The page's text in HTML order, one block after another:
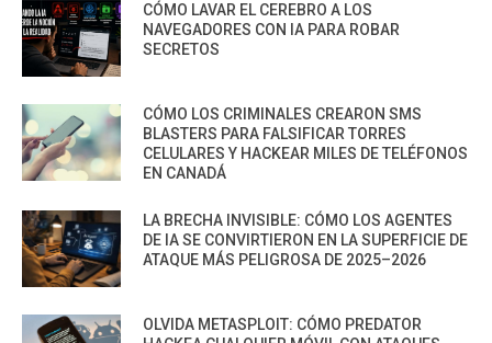
CÓMO LAVAR EL CEREBRO A LOS
NAVEGADORES CON IA PARA ROBAR
SECRETOS
CÓMO LOS CRIMINALES CREARON SMS
BLASTERS PARA FALSIFICAR TORRES
CELULARES Y HACKEAR MILES DE TELÉFONOS
EN CANADÁ
LA BRECHA INVISIBLE: CÓMO LOS AGENTES
DE IA SE CONVIRTIERON EN LA SUPERFICIE DE
ATAQUE MÁS PELIGROSA DE 2025–2026
OLVIDA METASPLOIT: CÓMO PREDATOR